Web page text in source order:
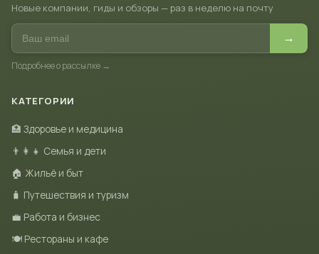
Новые компании, гиды и обзоры — раз в неделю на почту
→
Подробнее о рассылке →
КАТЕГОРИИ
🏥 Здоровье и медицина
👨‍👩‍👧 Семья и дети
🏠 Жильё и быт
🧳 Путешествия и туризм
💼 Работа и бизнес
🍽 Рестораны и кафе